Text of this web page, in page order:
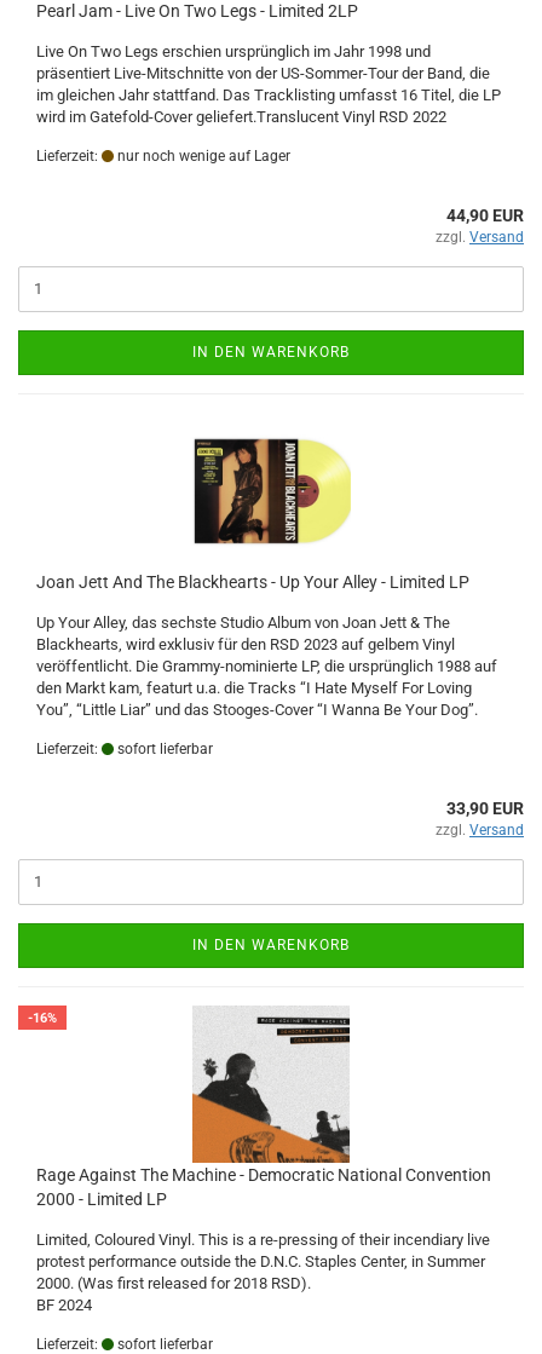
Pearl Jam - Live On Two Legs - Limited 2LP
Live On Two Legs erschien ursprünglich im Jahr 1998 und
präsentiert Live-Mitschnitte von der US-Sommer-Tour der Band, die
im gleichen Jahr stattfand. Das Tracklisting umfasst 16 Titel, die LP
wird im Gatefold-Cover geliefert.Translucent Vinyl RSD 2022
Lieferzeit: nur noch wenige auf Lager
44,90 EUR
zzgl. Versand
IN DEN WARENKORB
Joan Jett And The Blackhearts - Up Your Alley - Limited LP
Up Your Alley, das sechste Studio Album von Joan Jett & The
Blackhearts, wird exklusiv für den RSD 2023 auf gelbem Vinyl
veröffentlicht. Die Grammy-nominierte LP, die ursprünglich 1988 auf
den Markt kam, featurt u.a. die Tracks “I Hate Myself For Loving
You”, “Little Liar” und das Stooges-Cover “I Wanna Be Your Dog”.
Lieferzeit: sofort lieferbar
33,90 EUR
zzgl. Versand
IN DEN WARENKORB
-16%
Rage Against The Machine - Democratic National Convention
2000 - Limited LP
Limited, Coloured Vinyl. This is a re-pressing of their incendiary live
protest performance outside the D.N.C. Staples Center, in Summer
2000. (Was first released for 2018 RSD).
BF 2024
Lieferzeit: sofort lieferbar